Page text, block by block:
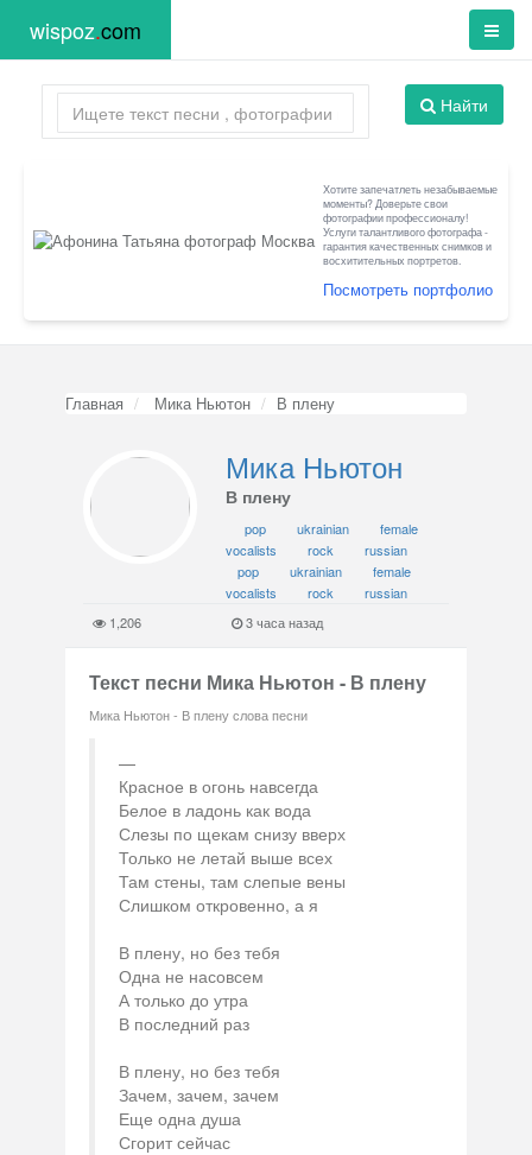
wispoz.com
Найти
Хотите запечатлеть незабываемые
моменты? Доверьте свои
фотографии профессионалу!
Услуги талантливого фотографа -
гарантия качественных снимков и
восхитительных портретов.
Посмотреть портфолио
Главная Мика Ньютон В плену
Мика Ньютон
В плену
pop ukrainian
female
vocalists
rock
russian
pop
ukrainian
female
vocalists
rock
russian
1,206
3 часа назад
Текст песни Мика Ньютон - В плену
Мика Ньютон - В плену слова песни
Красное в огонь навсегда
Белое в ладонь как вода
Слезы по щекам снизу вверх
Только не летай выше всех
Там стены, там слепые вены
Слишком откровенно, а я
В плену, но без тебя
Одна не насовсем
А только до утра
В последний раз
В плену, но без тебя
Зачем, зачем, зачем
Еще одна душа
Сгорит сейчас